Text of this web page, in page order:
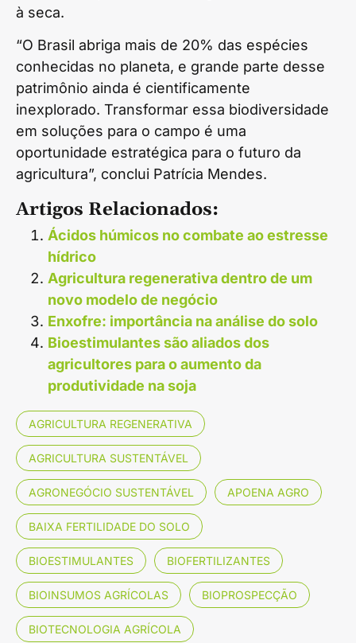
à seca.
“O Brasil abriga mais de 20% das espécies
conhecidas no planeta, e grande parte desse
patrimônio ainda é cientificamente
inexplorado. Transformar essa biodiversidade
em soluções para o campo é uma
oportunidade estratégica para o futuro da
agricultura”, conclui Patrícia Mendes.
Artigos Relacionados:
Ácidos húmicos no combate ao estresse
hídrico
Agricultura regenerativa dentro de um
novo modelo de negócio
Enxofre: importância na análise do solo
Bioestimulantes são aliados dos
agricultores para o aumento da
produtividade na soja
AGRICULTURA REGENERATIVA
AGRICULTURA SUSTENTÁVEL
AGRONEGÓCIO SUSTENTÁVEL APOENA AGRO
BAIXA FERTILIDADE DO SOLO
BIOESTIMULANTES BIOFERTILIZANTES
BIOINSUMOS AGRÍCOLAS BIOPROSPECÇÃO
BIOTECNOLOGIA AGRÍCOLA